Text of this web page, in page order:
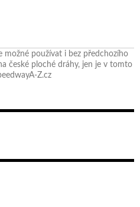
možné používat i bez předchozího
české ploché dráhy, jen je v tomto
Z.cz